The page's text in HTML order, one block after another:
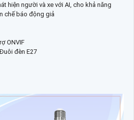
hiện người và xe với AI, cho khả năng
chế báo động giả
ONVIF
đèn E27